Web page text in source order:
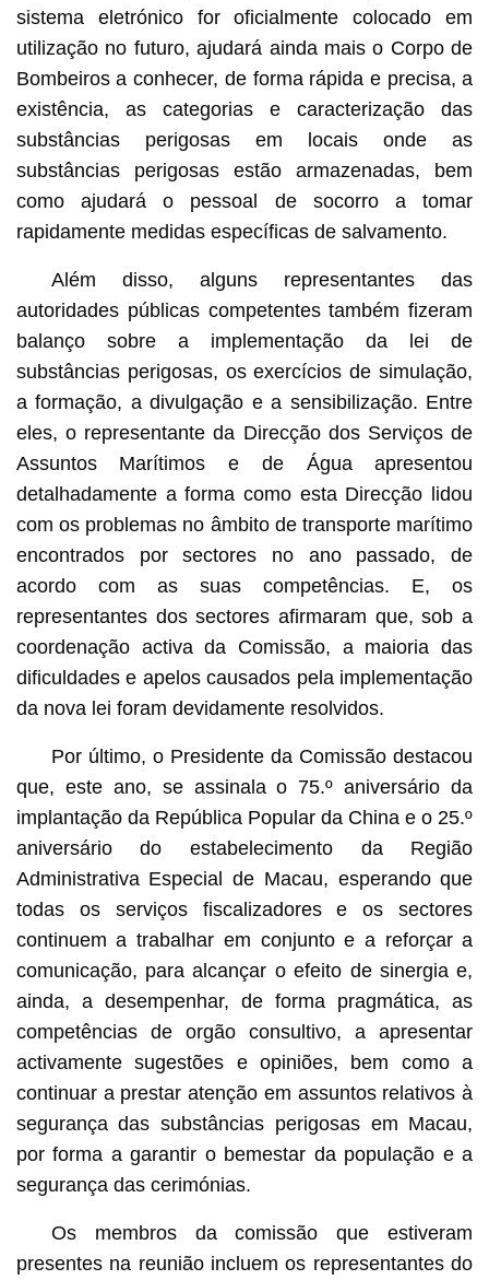
sistema eletrónico for oficialmente colocado em
utilização no futuro, ajudará ainda mais o Corpo de
Bombeiros a conhecer, de forma rápida e precisa, a
existência, as categorias e caracterização das
substâncias perigosas em locais onde as
substâncias perigosas estão armazenadas, bem
como ajudará o pessoal de socorro a tomar
rapidamente medidas específicas de salvamento.
Além disso, alguns representantes das
autoridades públicas competentes também fizeram
balanço sobre a implementação da lei de
substâncias perigosas, os exercícios de simulação,
a formação, a divulgação e a sensibilização. Entre
eles, o representante da Direcção dos Serviços de
Assuntos Marítimos e de Água apresentou
detalhadamente a forma como esta Direcção lidou
com os problemas no âmbito de transporte marítimo
encontrados por sectores no ano passado, de
acordo com as suas competências. E, os
representantes dos sectores afirmaram que, sob a
coordenação activa da Comissão, a maioria das
dificuldades e apelos causados pela implementação
da nova lei foram devidamente resolvidos.
Por último, o Presidente da Comissão destacou
que, este ano, se assinala o 75.º aniversário da
implantação da República Popular da China e o 25.º
aniversário do estabelecimento da Região
Administrativa Especial de Macau, esperando que
todas os serviços fiscalizadores e os sectores
continuem a trabalhar em conjunto e a reforçar a
comunicação, para alcançar o efeito de sinergia e,
ainda, a desempenhar, de forma pragmática, as
competências de orgão consultivo, a apresentar
activamente sugestões e opiniões, bem como a
continuar a prestar atenção em assuntos relativos à
segurança das substâncias perigosas em Macau,
por forma a garantir o bemestar da população e a
segurança das cerimónias.
Os membros da comissão que estiveram
presentes na reunião incluem os representantes do